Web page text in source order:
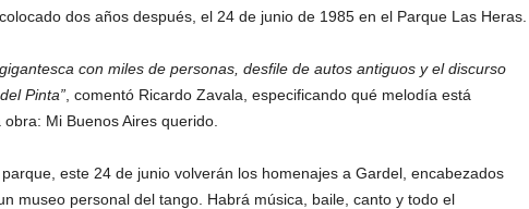
dos años después, el 24 de junio de 1985 en el Parque Las Heras.
con miles de personas, desfile de autos antiguos y el discurso
Pinta”, comentó Ricardo Zavala, especificando qué melodía está
Mi Buenos Aires querido.
este 24 de junio volverán los homenajes a Gardel, encabezados
museo personal del tango. Habrá música, baile, canto y todo el